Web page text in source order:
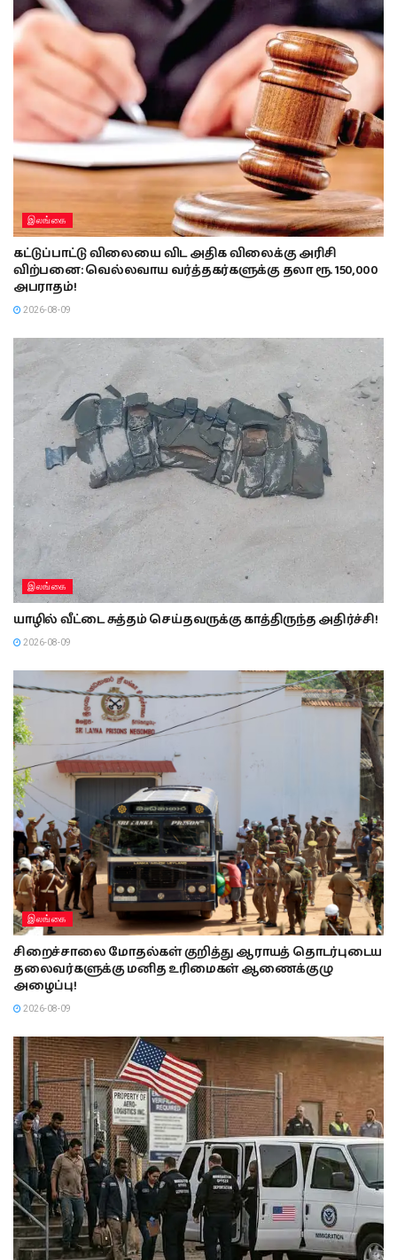
இலங்கை
கட்டுப்பாட்டு விலையை விட அதிக விலைக்கு அரிசி
விற்பனை: வெல்லவாய வர்த்தகர்களுக்கு தலா ரூ. 150,000
அபராதம்!
2026-08-09
இலங்கை
யாழில் வீட்டை சுத்தம் செய்தவருக்கு காத்திருந்த அதிர்ச்சி!
2026-08-09
இலங்கை
சிறைச்சாலை மோதல்கள் குறித்து ஆராயத் தொடர்புடைய
தலைவர்களுக்கு மனித உரிமைகள் ஆணைக்குழு
அழைப்பு!
2026-08-09